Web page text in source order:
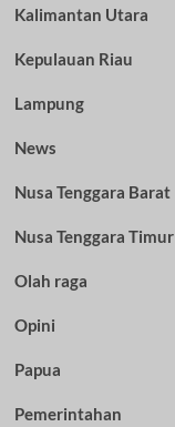
Kalimantan Utara
Kepulauan Riau
Lampung
News
Nusa Tenggara Barat
Nusa Tenggara Timur
Olah raga
Opini
Papua
Pemerintahan